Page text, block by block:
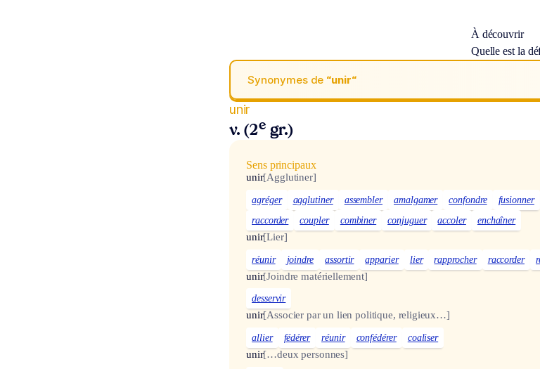
À découvrir
Quelle est la
Synonymes de “unir“
unir
v. (2e gr.)
Sens principaux
unir[Agglutiner]
agréger agglutiner assembler amalgamer confondre fusionner
raccorder
coupler combiner conjuguer accoler enchaîner
unir[Lier]
réunir joindre assortir apparier lier rapprocher raccorder
unir[Joindre matériellement]
desservir
unir[Associer par un lien politique, religieux…]
allier fédérer réunir confédérer coaliser
unir[…deux personnes]